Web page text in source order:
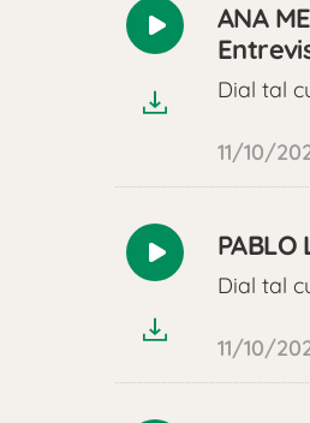
Reproducir
ANA
Dial tal
11/10/
Reproducir
Dial tal
11/10/